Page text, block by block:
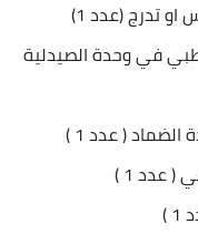
في وحدة الصيدلية